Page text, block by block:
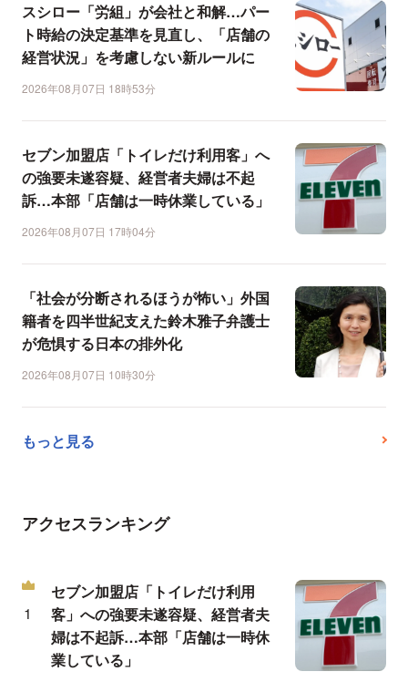
スシロー「労組」が会社と和解…パー
ト時給の決定基準を見直し、「店舗の
経営状況」を考慮しない新ルールに
2026年08月07日 18時53分
セブン加盟店「トイレだけ利用客」へ
の強要未遂容疑、経営者夫婦は不起
訴…本部「店舗は一時休業している」
2026年08月07日 17時04分
「社会が分断されるほうが怖い」外国
籍者を四半世紀支えた鈴木雅子弁護士
が危惧する日本の排外化
2026年08月07日 10時30分
もっと見る
アクセスランキング
セブン加盟店「トイレだけ利用
客」への強要未遂容疑、経営者夫
婦は不起訴…本部「店舗は一時休
業している」